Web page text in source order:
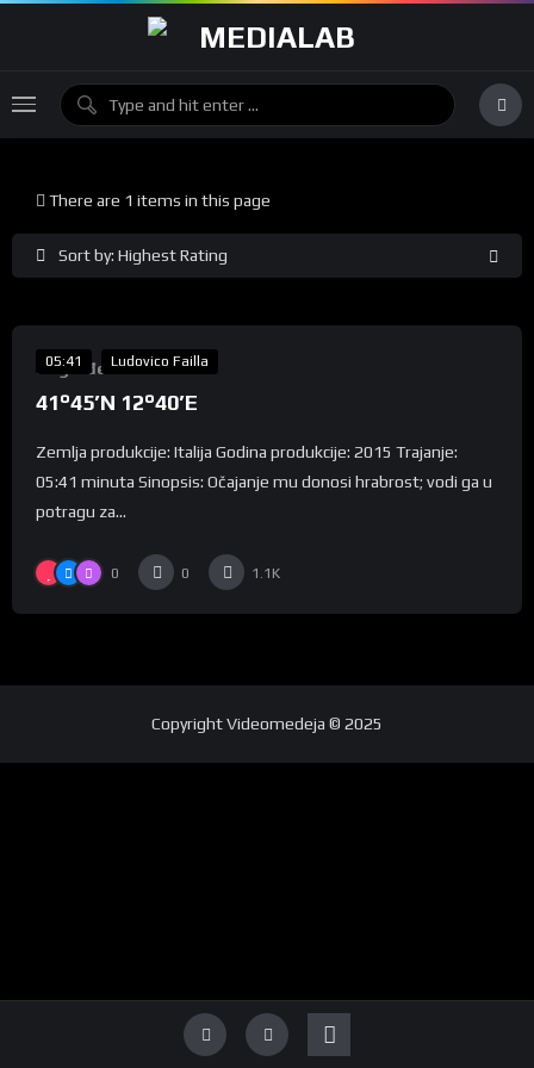
Sort by: Highest Rating
There are 1 items in this page
05:41 Ludovico Failla
Nagrađeni
41°45’N 12°40’E
Zemlja produkcije: Italija Godina produkcije: 2015 Trajanje:
05:41 minuta Sinopsis: Očajanje mu donosi hrabrost; vodi ga u
potragu za...
0 0 1.1K
CopyrightVideomedeja © 2025